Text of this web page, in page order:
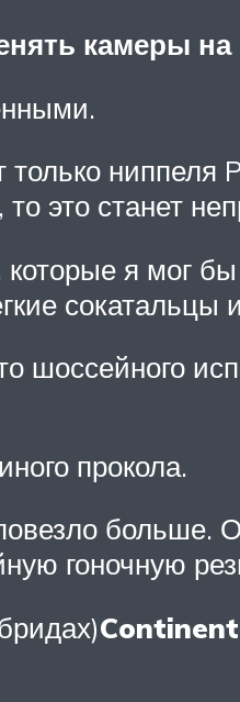
камеры
только
это станет
я мог
шоссейного
прокола.
больше.
гоночную